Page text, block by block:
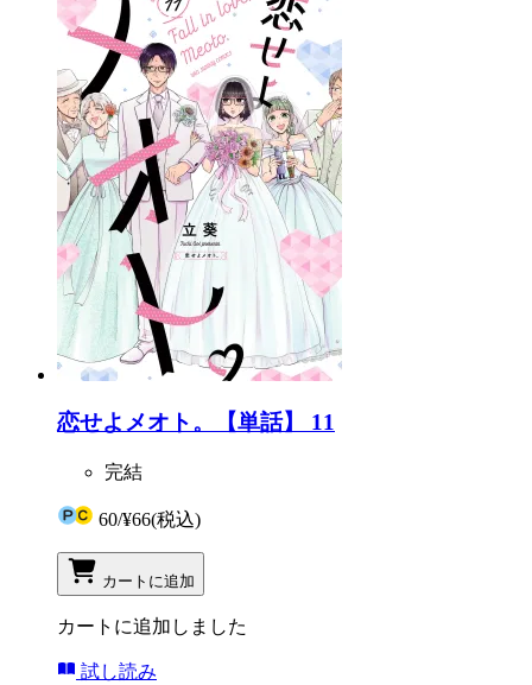
恋せよメオト。【単話】 11
完結
60/¥66(税込)
カートに追加
カートに追加しました
試し読み